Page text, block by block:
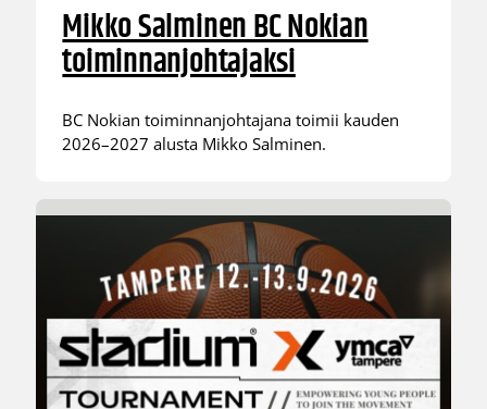
Mikko Salminen BC Nokian
toiminnanjohtajaksi
BC Nokian toiminnanjohtajana toimii kauden
2026–2027 alusta Mikko Salminen.